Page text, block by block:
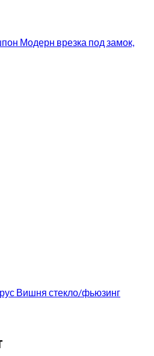
Модерн врезка под замок,
Вишня стекло/фьюзинг